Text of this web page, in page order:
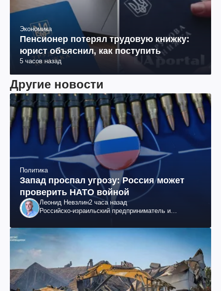
Экономика
Пенсионер потерял трудовую книжку:
юрист объяснил, как поступить
5 часов назад
Другие новости
Политика
Запад проспал угрозу: Россия может
проверить НАТО войной
Леонид Невзлин2 часа назад
Российско-израильский предприниматель и
"ЮКОСа"